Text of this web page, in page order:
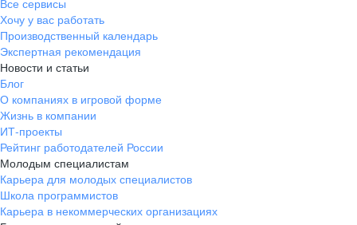
Все сервисы
Хочу у вас работать
Производственный календарь
Экспертная рекомендация
Новости и статьи
Блог
О компаниях в игровой форме
Жизнь в компании
ИТ-проекты
Рейтинг работодателей России
Молодым специалистам
Карьера для молодых специалистов
Школа программистов
Карьера в некоммерческих организациях